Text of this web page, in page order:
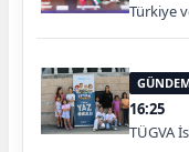
Türkiye
16:25
TÜGVA